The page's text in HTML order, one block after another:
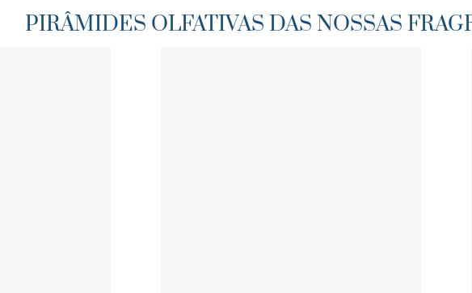
PIRÂMIDES OLFATIVAS DAS NOSSAS